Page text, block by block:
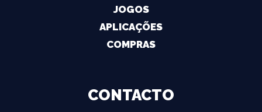
JOGOS
APLICAÇÕES
COMPRAS
CONTACTO